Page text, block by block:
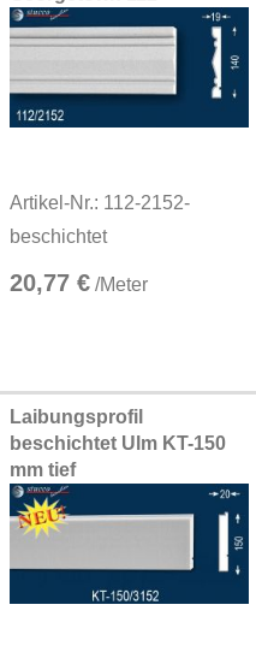
Artikel-Nr.: 112-2152-
beschichtet
20,77 € /Meter
Laibungsprofil
beschichtet Ulm KT-150
mm tief